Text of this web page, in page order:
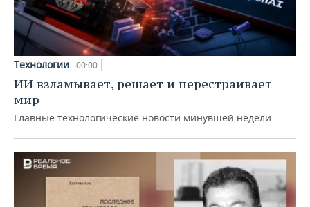
Технологии 00:00
ИИ взламывает, решает и перестраивает
мир
Главные технологические новости минувшей недели